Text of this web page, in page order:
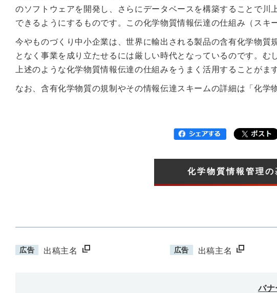
のソフトウェアを開発し、さらにデータベースを構築することで川
できるようにするものです。この化学物質情報伝達の仕組み（スキ
今やものづくり中小企業は、世界に輸出される製品の含有化学物質
となく事業を成り立たせるには厳しい時代となっているのです。
上述のような化学物質情報伝達の仕組みをうまく活用することがま
なお、含有化学物質の規制やその情報伝達スキームの詳細は「化学
化学物質情報管理の
広告 出稿主名 広告 出稿主名
バナ